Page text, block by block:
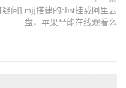
[疑问] mjj搭建的alist挂载阿里云
盘，苹果**能在线观看么